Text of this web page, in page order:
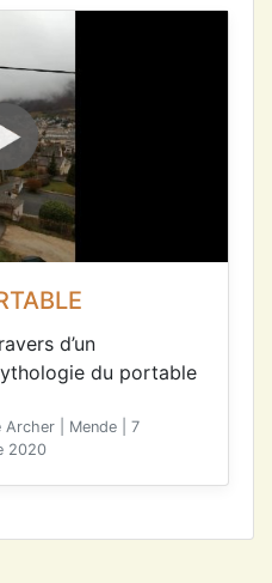
d’un
du portable
Archer | Mende | 7
2020